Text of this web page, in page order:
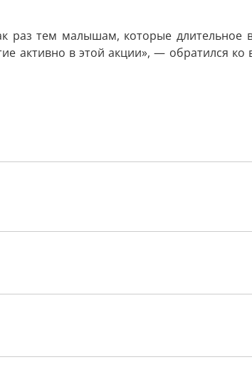
раз тем малышам, которые
активно в этой акции», — обратился